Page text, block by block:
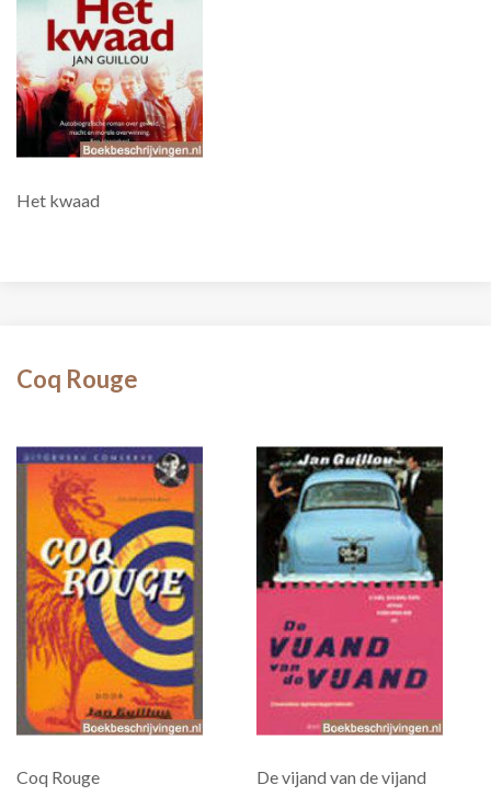
Het kwaad
Coq Rouge
Coq Rouge De vijand van de vijand